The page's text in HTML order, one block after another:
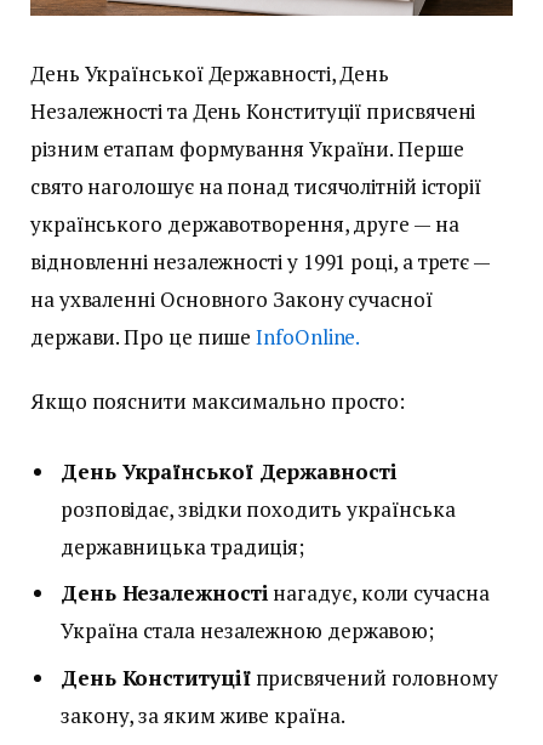
День Української Державності, День
Незалежності та День Конституції присвячені
різним етапам формування України. Перше
свято наголошує на понад тисячолітній історії
українського державотворення, друге — на
відновленні незалежності у 1991 році, а третє —
на ухваленні Основного Закону сучасної
держави. Про це пише InfoOnline.
Якщо пояснити максимально просто:
День Української Державності
розповідає, звідки походить українська
державницька традиція;
День Незалежності нагадує, коли сучасна
Україна стала незалежною державою;
День Конституціїприсвячений головному
закону, за яким живе країна.